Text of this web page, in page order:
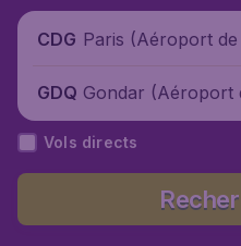
CDG Paris (Aéroport
GDQ Gondar (Aéroport
hiopie
Vols directs